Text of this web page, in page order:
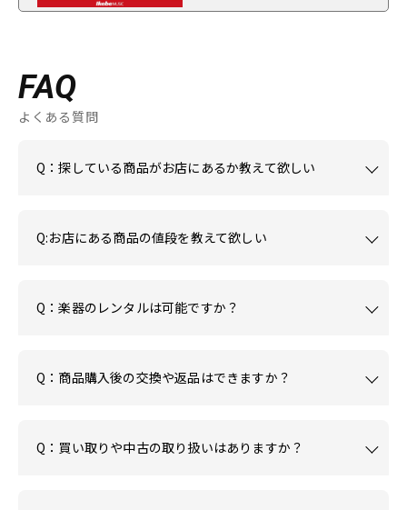
FAQ
よくある質問
Q：探している商品がお店にあるか教えて欲しい
Q:お店にある商品の値段を教えて欲しい
Q：楽器のレンタルは可能ですか？
Q：商品購入後の交換や返品はできますか？
Q：買い取りや中古の取り扱いはありますか？